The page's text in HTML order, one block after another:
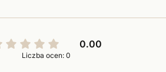
0.00
Liczba ocen: 0